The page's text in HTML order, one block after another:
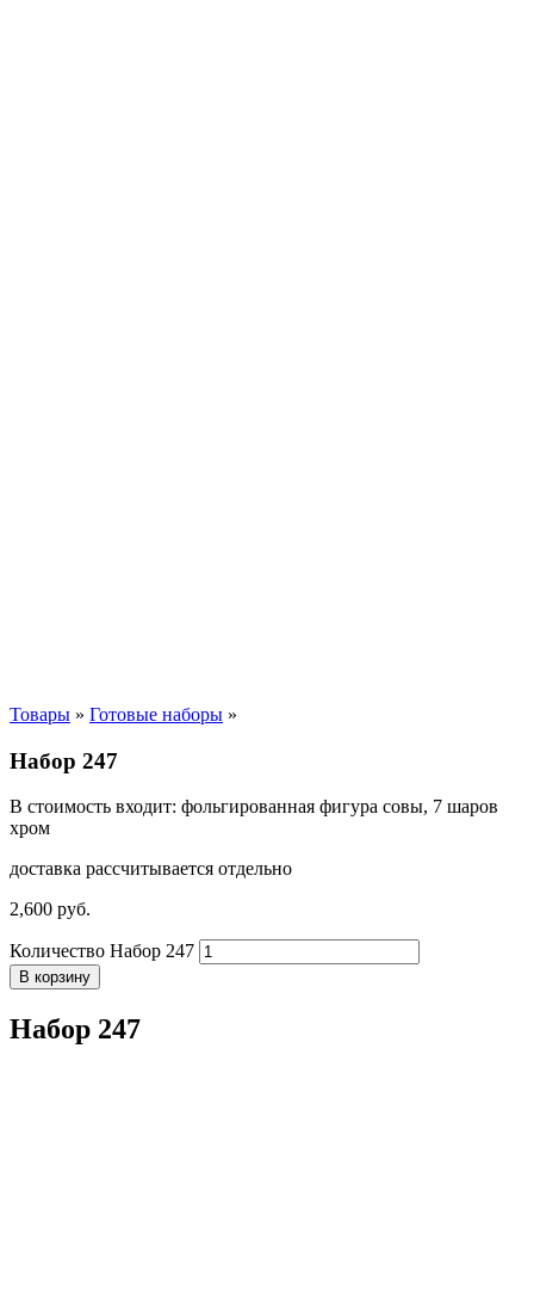
Товары » Готовые наборы »
Набор 247
В стоимость входит: фольгированная фигура совы, 7 шаров
хром
доставка рассчитывается отдельно
2,600 руб.
Количество Набор 247
В корзину
Набор 247